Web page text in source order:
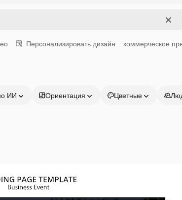
Персонализировать дизайн коммерческое
ИИ Ориентация Цветные